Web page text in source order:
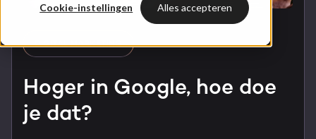
Cookie-instellingen Alles accepteren
GROWTH SERVICES
Team
Contact
Blog
Events & webinars
DIGITAL MARKETING
Hoger in Google, hoe doe
je dat?